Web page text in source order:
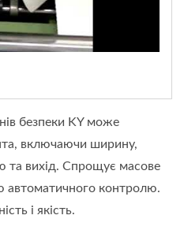
безпеки KY може
включаючи ширину,
та вихід. Спрощує масове
автоматичного контролю.
і якість.